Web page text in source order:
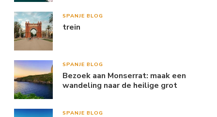
SPANJE BLOG
trein
SPANJE BLOG
Bezoek aan Monserrat: maak een
wandeling naar de heilige grot
SPANJE BLOG